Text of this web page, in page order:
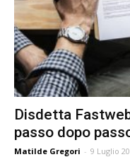
Disdetta
passo dopo
Matilde Gregori - 9 Luglio